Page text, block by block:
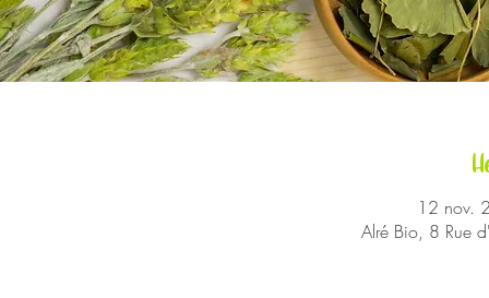
12 nov.
Alré Bio, 8 Rue